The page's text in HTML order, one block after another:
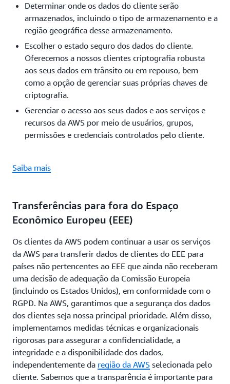
Determinar onde os dados do cliente serão
armazenados, incluindo o tipo de armazenamento e a
região geográfica desse armazenamento.
Escolher o estado seguro dos dados do cliente.
Oferecemos a nossos clientes criptografia robusta
aos seus dados em trânsito ou em repouso, bem
como a opção de gerenciar suas próprias chaves de
criptografia.
Gerenciar o acesso aos seus dados e aos serviços e
recursos da AWS por meio de usuários, grupos,
permissões e credenciais controlados pelo cliente.
Saiba mais
Transferências para fora do Espaço
Econômico Europeu (EEE)
Os clientes da AWS podem continuar a usar os serviços
da AWS para transferir dados de clientes do EEE para
países não pertencentes ao EEE que ainda não receberam
uma decisão de adequação da Comissão Europeia
(incluindo os Estados Unidos), em conformidade com o
RGPD. Na AWS, garantimos que a segurança dos dados
dos clientes seja nossa principal prioridade. Além disso,
implementamos medidas técnicas e organizacionais
rigorosas para assegurar a confidencialidade, a
integridade e a disponibilidade dos dados,
independentemente da região da AWS selecionada pelo
cliente. Sabemos que a transparência é importante para